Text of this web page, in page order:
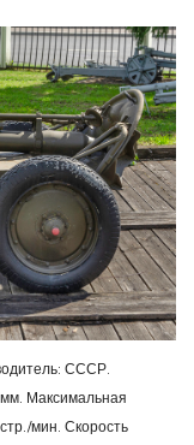
СССР.
Максимальная
мин. Скорость